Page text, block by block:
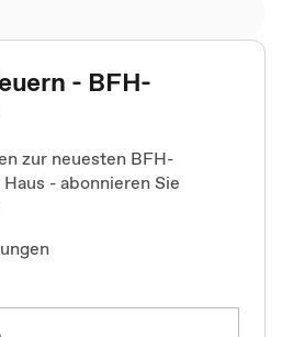
- BFH-
zur neuesten BFH-
- abonnieren Sie